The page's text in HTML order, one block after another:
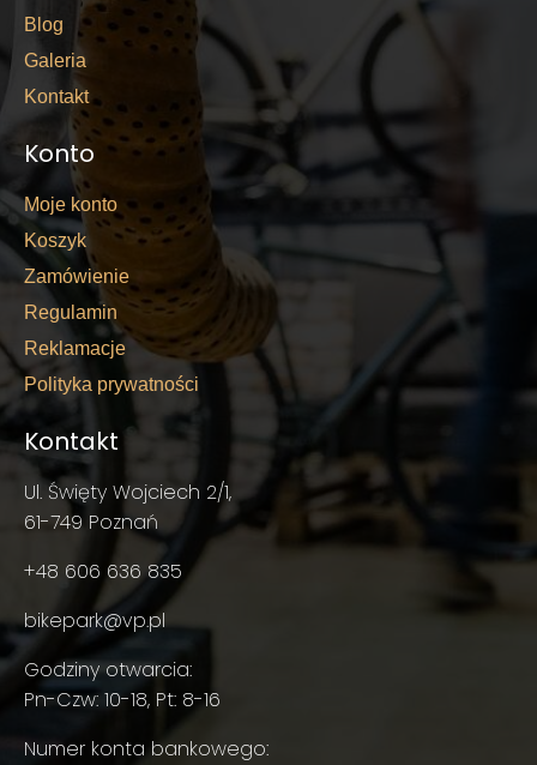
Blog
Galeria
Kontakt
Konto
Moje konto
Koszyk
Zamówienie
Regulamin
Reklamacje
Polityka prywatności
Kontakt
Ul. Święty Wojciech 2/1,
61-749 Poznań
+48 606 636 835
bikepark@vp.pl
Godziny otwarcia:
Pn-Czw: 10-18, Pt: 8-16
Numer konta bankowego: